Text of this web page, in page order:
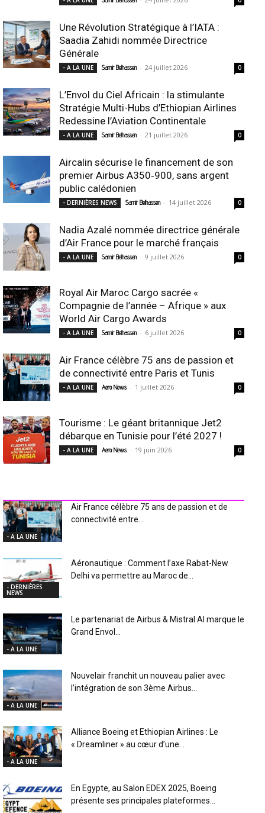
Une Révolution Stratégique à l’IATA :
Saadia Zahidi nommée Directrice
Générale
- A LA UNE Samir Belhassen - 24 juillet 2026 0
L’Envol du Ciel Africain : la stimulante
Stratégie Multi-Hubs d’Ethiopian Airlines
Redessine l’Aviation Continentale
- A LA UNE Samir Belhassen - 21 juillet 2026 0
Aircalin sécurise le financement de son
premier Airbus A350‑900, sans argent
public calédonien
- DERNIÈRES NEWS Samir Belhassen - 14 juillet 2026 0
Nadia Azalé nommée directrice générale
d’Air France pour le marché français
- A LA UNE Samir Belhassen - 9 juillet 2026 0
Royal Air Maroc Cargo sacrée «
Compagnie de l’année – Afrique » aux
World Air Cargo Awards
- A LA UNE Samir Belhassen - 6 juillet 2026 0
Air France célèbre 75 ans de passion et
de connectivité entre Paris et Tunis
- A LA UNE Aero News - 1 juillet 2026 0
Tourisme : Le géant britannique Jet2
débarque en Tunisie pour l’été 2027 !
- A LA UNE Aero News - 19 juin 2026 0
- A LA UNE
Air France célèbre 75 ans de passion et de
connectivité entre...
- DERNIÈRES
NEWS
Aéronautique : Comment l’axe Rabat-New
Delhi va permettre au Maroc de...
- A LA UNE
Le partenariat de Airbus & Mistral AI marque le
Grand Envol...
- A LA UNE
Nouvelair franchit un nouveau palier avec
l’intégration de son 3ème Airbus...
- A LA UNE
Alliance Boeing et Ethiopian Airlines : Le
« Dreamliner » au cœur d’une...
En Egypte, au Salon EDEX 2025, Boeing
présente ses principales plateformes...